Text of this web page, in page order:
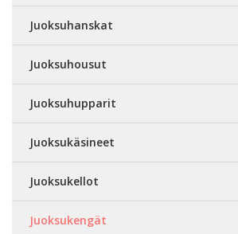
Juoksuhanskat
Juoksuhousut
Juoksuhupparit
Juoksukäsineet
Juoksukellot
Juoksukengät